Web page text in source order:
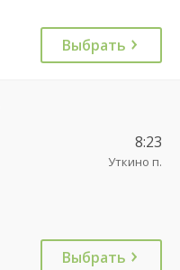
Выбрать
8:23
Уткино п.
Выбрать